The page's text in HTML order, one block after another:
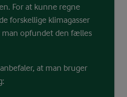
For at kunne regne
forskellige klimagasser
man opfundet den fælles
at man bruger